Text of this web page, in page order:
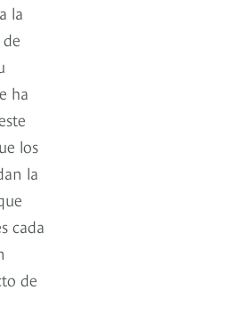
la
ha
los
la
cada
de